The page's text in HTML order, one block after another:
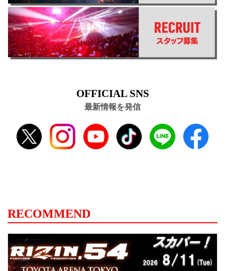
OFFICIAL SNS
最新情報を発信
RECOMMEND